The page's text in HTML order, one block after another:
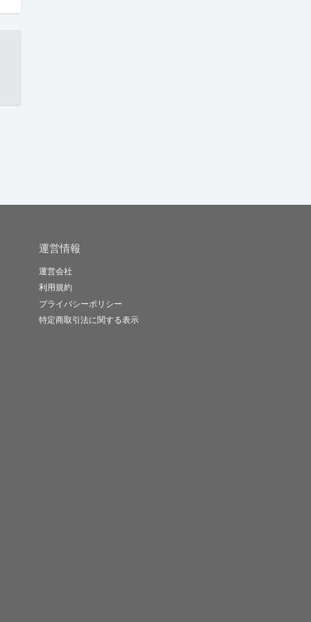
運営情報
運営会社
利用規約
プライバシーポリシー
特定商取引法に関する表示